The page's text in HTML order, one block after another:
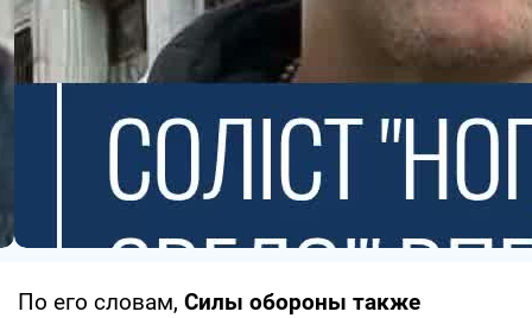
По его словам, Силы обороны также